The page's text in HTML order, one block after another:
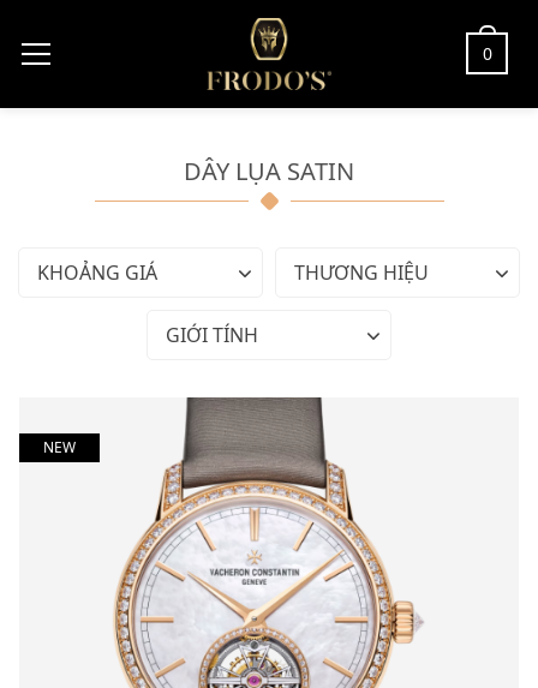
0
DÂY LỤA SATIN
KHOẢNG GIÁ THƯƠNG HIỆU
GIỚI TÍNH
NEW